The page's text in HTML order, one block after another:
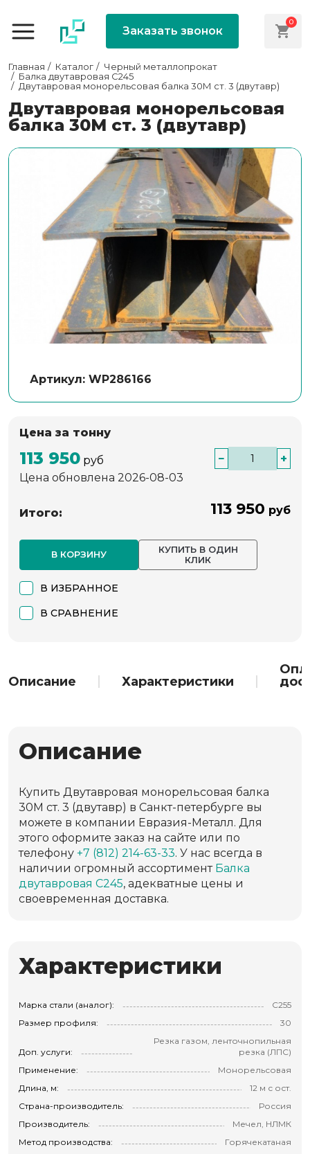
Заказать звонок
0
Главная Каталог
Черный металлопрокат
Балка двутавровая С245
Двутавровая монорельсовая балка 30М ст. 3 (двутавр)
Двутавровая монорельсовая
балка 30М ст. 3 (двутавр)
Артикул: WP286166
Цена за тонну
113 950 руб −
+
Цена обновлена 2026-08-03
Итого: 113 950 руб
В КОРЗИНУ
КУПИТЬ В ОДИН
КЛИК
В ИЗБРАННОЕ
В СРАВНЕНИЕ
Описание Характеристики
Описание
Купить Двутавровая монорельсовая балка
30М ст. 3 (двутавр) в Санкт-петербурге вы
можете в компании Евразия-Металл. Для
этого оформите заказ на сайте или по
телефону +7 (812) 214-63-33. У нас всегда в
наличии огромный ассортимент Балка
двутавровая С245, адекватные цены и
своевременная доставка.
Характеристики
Марка стали (аналог):
С255
Размер профиля:
30
Доп. услуги:
Резка газом, ленточнопильная
резка (ЛПС)
Применение:
Монорельсовая
Длина, м:
12 м с ост.
Страна-производитель:
Россия
Производитель:
Мечел, НЛМК
Метод производства:
Горячекатаная